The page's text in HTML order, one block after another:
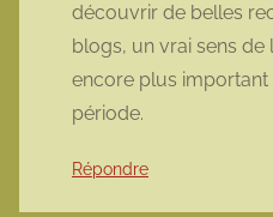
découvrir de belles
blogs, un vrai sens de
encore plus
période.
Répondre